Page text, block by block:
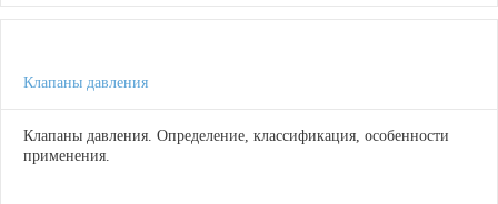
Клапаны давления
Клапаны давления. Определение, классификация, особенности
применения.